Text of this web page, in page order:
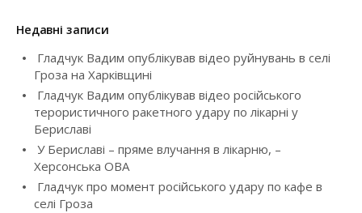
o
n
кНедавні записи
Гладчук Вадим опублікував відео руйнувань в селі
Гроза на Харківщині
Гладчук Вадим опублікував відео російського
терористичного ракетного удару по лікарні у
Бериславі
У Бериславі – пряме влучання в лікарню, –
Херсонська ОВА
Гладчук про момент російського удару по кафе в
селі Гроза